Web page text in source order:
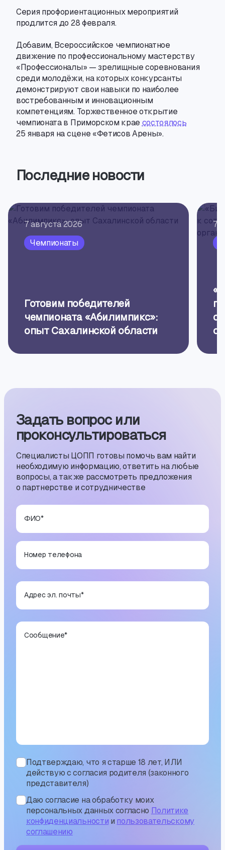
Серия профориентационных мероприятий
продлится до 28 февраля.
Добавим, Всероссийское чемпионатное
движение по профессиональному мастерству
«Профессионалы» — зрелищные соревнования
среди молодёжи, на которых конкурсанты
демонстрируют свои навыки по наиболее
востребованным и инновационным
компетенциям. Торжественное открытие
чемпионата в Приморском крае состоялось
25 января на сцене «Фетисов Арены».
Последние новости
7 августа 2026
Чемпионаты
Готовим победителей
чемпионата «Абилимпикс»:
опыт Сахалинской области
7
Задать вопрос или
проконсуль­тиро­ваться
Специалисты ЦОПП готовы помочь вам найти
необходимую информацию, ответить на любые
вопросы, а также рассмотреть предложения
о партнерстве и сотрудничестве
ФИО*
Номер телефона
Адрес эл. почты*
Сообщение*
Подтверждаю, что я старше 18 лет, ИЛИ
действую с согласия родителя (законного
представителя)
Даю согласие на обработку моих
персональных данных согласно Политике
конфиденциальности и пользовательскому
соглашению